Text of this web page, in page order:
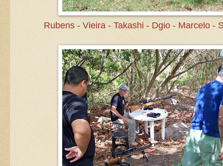
Rubens - Vieira - Takashi - Dgio - Marcelo -